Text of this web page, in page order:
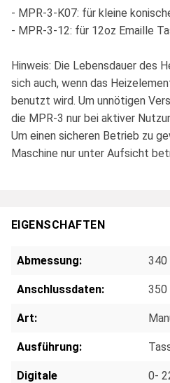
- MPR-3-K07: für kleine
- MPR-3-12: für 12oz Emaille
Hinweis: Die Lebensdauer des
sich auch, wenn das
benutzt wird. Um unnötigen
die MPR-3 nur bei aktiver
Um einen sicheren Betrieb zu
Maschine nur unter Aufsicht
EIGENSCHAFTEN
Abmessung: 340
Anschlussdaten: 350
Art:
Ausführung:
Digitale
0-